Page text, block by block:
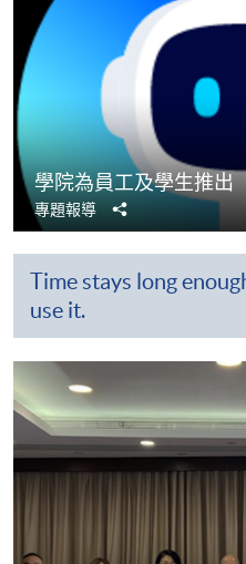
學院為員工及學生推出
專題報導
享
Time stays long
use it.